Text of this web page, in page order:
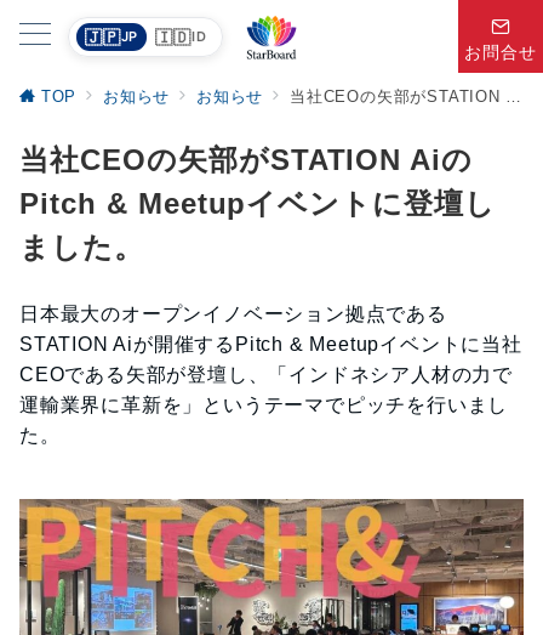
お問合せ
TOP お知らせ お知らせ 当社CEOの矢部がSTATION AiのPitch & Meetupイベントに登壇しました。
当社CEOの矢部がSTATION Aiの
Pitch & Meetupイベントに登壇し
ました。
日本最大のオープンイノベーション拠点である
STATION Aiが開催するPitch & Meetupイベントに当社
CEOである矢部が登壇し、「インドネシア人材の力で
運輸業界に革新を」というテーマでピッチを行いまし
た。
🇯🇵JP 🇮🇩ID